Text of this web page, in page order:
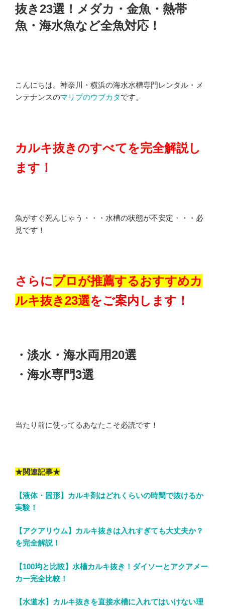
抜き23選！メダカ・金魚・熱帯
魚・海水魚など全魚対応！
こんにちは。神奈川・横浜の海水水槽専門レンタル・メ
ンテナンスのマリブのウブカタです。
カルキ抜きのすべてを完全解説し
ます！
魚がすぐ死んじゃう・・・水槽の状態が不安定・・・必
見です！
さらにプロが推薦するおすすめカ
ルキ抜き23選をご案内します！
・淡水・海水両用20選
・海水専門3選
当たり前に使ってるあなたこそ必読です！
★関連記事★
【液体・固形】カルキ剤はどれくらいの時間で抜けるか
実験！
【アクアリウム】カルキ抜きは入れすぎても大丈夫か？
を完全解説！
【100均と比較】水槽カルキ抜き！ダイソーとアクアメー
カー完全比較！
【水道水】カルキ抜きを直接水槽に入れてはいけない理